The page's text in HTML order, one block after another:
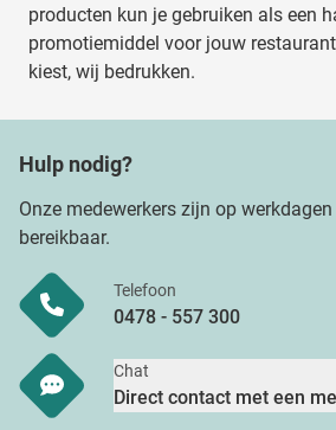
producten kun je gebruiken als een
promotiemiddel voor jouw
kiest, wij bedrukken.
Hulp nodig?
Onze medewerkers zijn op
bereikbaar.
Telefoon
0478 - 557 300
Chat
Direct contact met een